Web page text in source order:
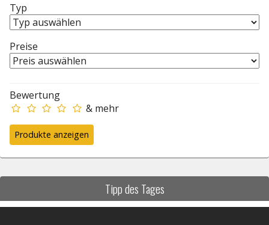
Typ
Preise
Bewertung
& mehr
Tipp des Tages